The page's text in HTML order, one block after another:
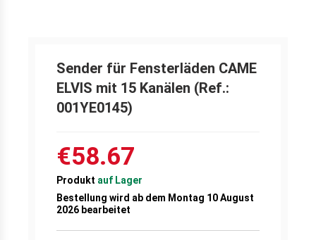
Sender für Fensterläden CAME
ELVIS mit 15 Kanälen (Ref.:
001YE0145)
€58.67
Produkt auf Lager
Bestellung wird ab dem Montag 10 August
2026 bearbeitet